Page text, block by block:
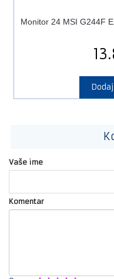
Monitor 24 MSI G244F
Vaše ime
Komentar